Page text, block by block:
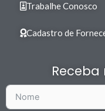
Trabalhe Conosco
Cadastro de
Receba